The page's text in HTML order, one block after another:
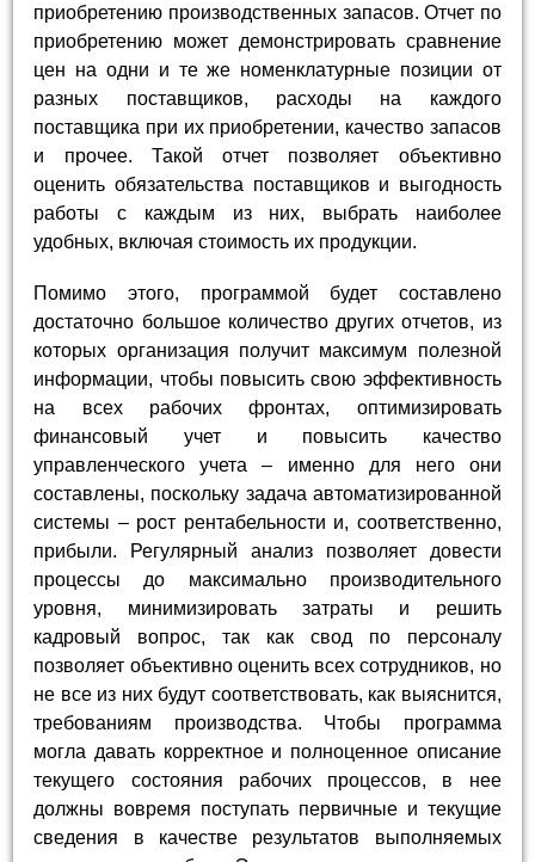
приобретению производственных запасов. Отчет по
приобретению может демонстрировать сравнение
цен на одни и те же номенклатурные позиции от
разных поставщиков, расходы на каждого
поставщика при их приобретении, качество запасов
и прочее. Такой отчет позволяет объективно
оценить обязательства поставщиков и выгодность
работы с каждым из них, выбрать наиболее
удобных, включая стоимость их продукции.
Помимо этого, программой будет составлено
достаточно большое количество других отчетов, из
которых организация получит максимум полезной
информации, чтобы повысить свою эффективность
на всех рабочих фронтах, оптимизировать
финансовый учет и повысить качество
управленческого учета – именно для него они
составлены, поскольку задача автоматизированной
системы – рост рентабельности и, соответственно,
прибыли. Регулярный анализ позволяет довести
процессы до максимально производительного
уровня, минимизировать затраты и решить
кадровый вопрос, так как свод по персоналу
позволяет объективно оценить всех сотрудников, но
не все из них будут соответствовать, как выяснится,
требованиям производства. Чтобы программа
могла давать корректное и полноценное описание
текущего состояния рабочих процессов, в нее
должны вовремя поступать первичные и текущие
сведения в качестве результатов выполняемых